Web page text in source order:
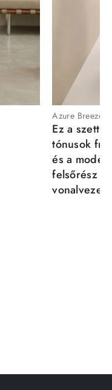
Azure Breeze
Ez a szett
tónusok
és a
felsőrész